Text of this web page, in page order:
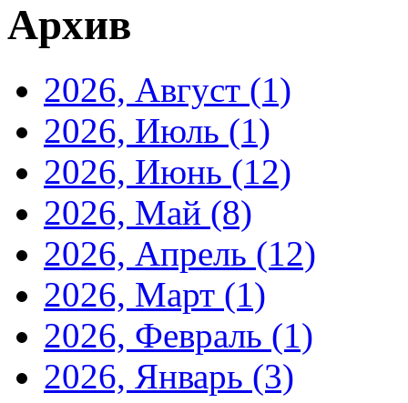
Архив
2026, Август (1)
2026, Июль (1)
2026, Июнь (12)
2026, Май (8)
2026, Апрель (12)
2026, Март (1)
2026, Февраль (1)
2026, Январь (3)